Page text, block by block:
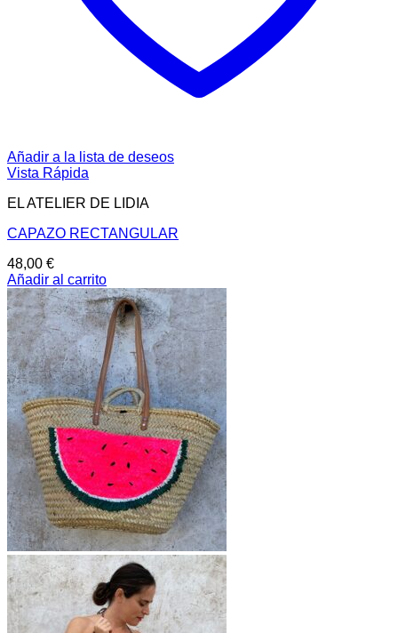
Añadir a la lista de deseos
Vista Rápida
EL ATELIER DE LIDIA
CAPAZO RECTANGULAR
48,00 €
Añadir al carrito